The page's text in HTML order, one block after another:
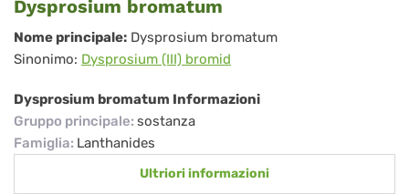
Dysprosium bromatum
Dysprosium
bromatum
Nome principale: Dysprosium bromatum
Sinonimo: Dysprosium (III) bromid
Dysprosium bromatum Informazioni
Gruppo principale: sostanza
Famiglia: Lanthanides
Ultriori informazioni